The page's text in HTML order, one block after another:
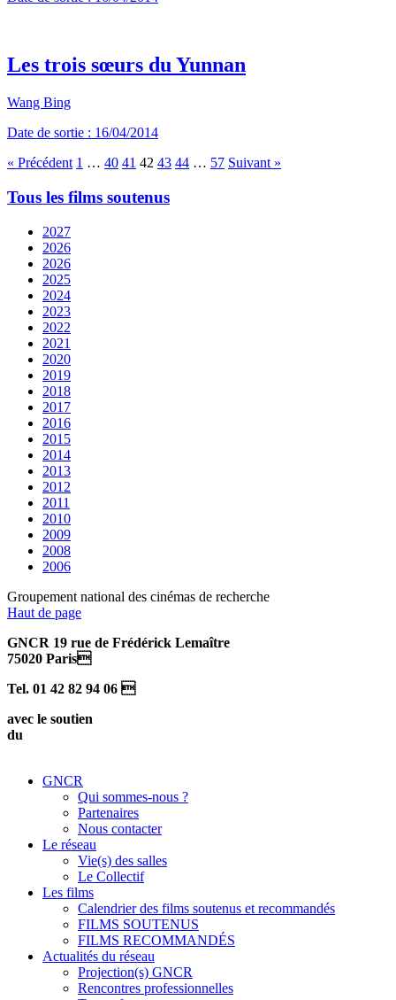
Les trois sœurs du Yunnan
Wang Bing
Date de sortie : 16/04/2014
« Précédent 1 … 40 41 42 43 44 … 57 Suivant »
Tous les films soutenus
2027
2026
2026
2025
2024
2023
2022
2021
2020
2019
2018
2017
2016
2015
2014
2013
2012
2011
2010
2009
2008
2006
Groupement national des cinémas de recherche
Haut de page
GNCR 19 rue de Frédérick Lemaître
75020 Paris
Tel. 01 42 82 94 06 
avec le soutien
du
GNCR
Qui sommes-nous ?
Partenaires
Nous contacter
Le réseau
Vie(s) des salles
Le Collectif
Les films
Calendrier des films soutenus et recommandés
FILMS SOUTENUS
FILMS RECOMMANDÉS
Actualités du réseau
Projection(s) GNCR
Rencontres professionnelles